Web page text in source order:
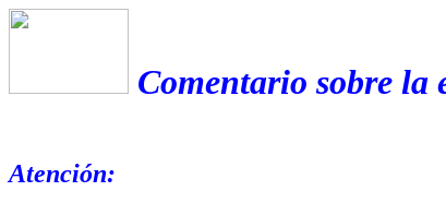
Comentario sobre la
Atención: